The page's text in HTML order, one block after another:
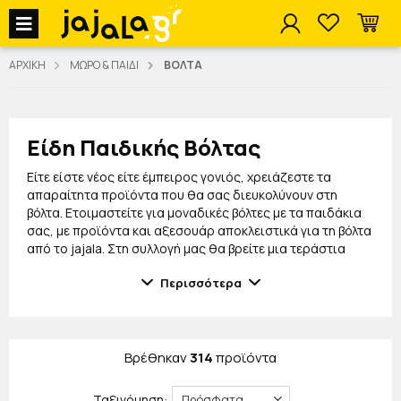
jajala Menu
ΑΡΧΙΚΗ ΜΩΡΟ & ΠΑΙΔΙ ΒΟΛΤΑ
Είδη Παιδικής Βόλτας
Είτε είστε νέος είτε έμπειρος γονιός, χρειάζεστε τα
απαραίτητα προϊόντα που θα σας διευκολύνουν στη
βόλτα. Ετοιμαστείτε για μοναδικές βόλτες με τα παιδάκια
σας, με προϊόντα και αξεσουάρ αποκλειστικά για τη βόλτα
από το jajala. Στη συλλογή μας θα βρείτε μια τεράστια
, μαξιλάρια, ακόμα και φορητή αλλαξιέρα για το
μοναδικά τους σχέδια και χρώματα. Επιπλέον, θα βρείτε
αξεσουάρ καροτσιούπου θα βολέψουν εσάς για να
Περισσότερα
Βρέθηκαν314προϊόντα